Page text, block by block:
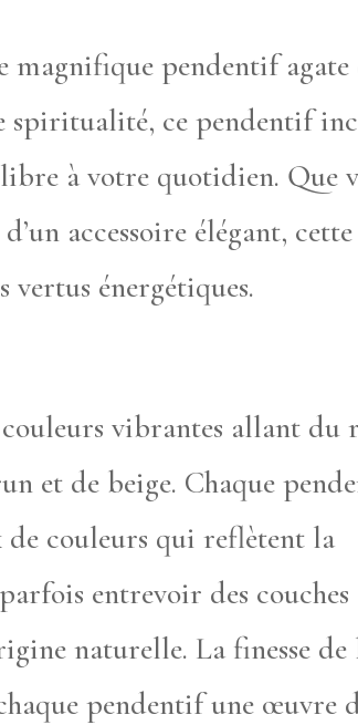
magnifique pendentif
spiritualité, ce pendentif
à votre quotidien. Que
accessoire élégant, cette
vertus énergétiques.
vibrantes allant du
et de beige. Chaque
de couleurs qui reflètent la
entrevoir des couches
naturelle. La finesse de
pendentif une œuvre